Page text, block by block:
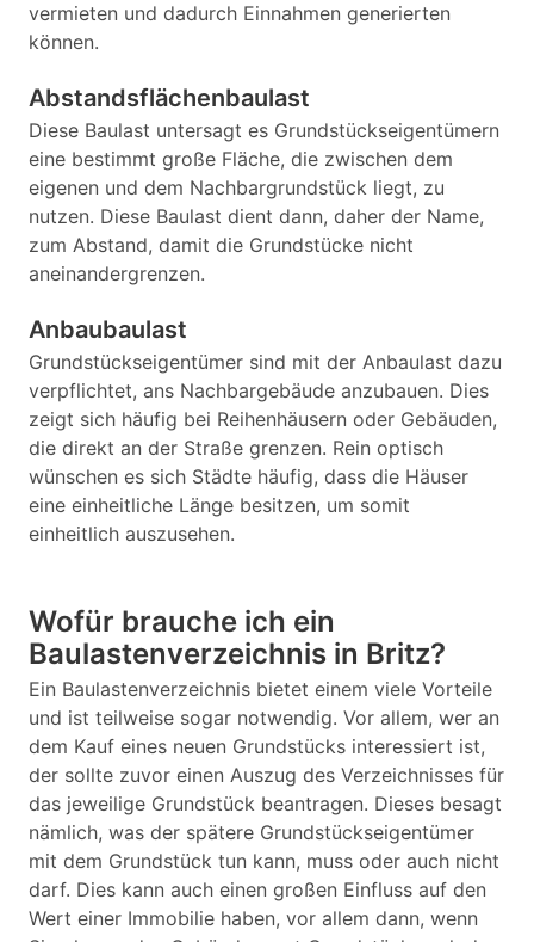
vermieten und dadurch Einnahmen generierten
können.
Abstandsflächenbaulast
Diese Baulast untersagt es Grundstückseigentümern
eine bestimmt große Fläche, die zwischen dem
eigenen und dem Nachbargrundstück liegt, zu
nutzen. Diese Baulast dient dann, daher der Name,
zum Abstand, damit die Grundstücke nicht
aneinandergrenzen.
Anbaubaulast
Grundstückseigentümer sind mit der Anbaulast dazu
verpflichtet, ans Nachbargebäude anzubauen. Dies
zeigt sich häufig bei Reihenhäusern oder Gebäuden,
die direkt an der Straße grenzen. Rein optisch
wünschen es sich Städte häufig, dass die Häuser
eine einheitliche Länge besitzen, um somit
einheitlich auszusehen.
Wofür brauche ich ein
Baulastenverzeichnis in Britz?
Ein Baulastenverzeichnis bietet einem viele Vorteile
und ist teilweise sogar notwendig. Vor allem, wer an
dem Kauf eines neuen Grundstücks interessiert ist,
der sollte zuvor einen Auszug des Verzeichnisses für
das jeweilige Grundstück beantragen. Dieses besagt
nämlich, was der spätere Grundstückseigentümer
mit dem Grundstück tun kann, muss oder auch nicht
darf. Dies kann auch einen großen Einfluss auf den
Wert einer Immobilie haben, vor allem dann, wenn